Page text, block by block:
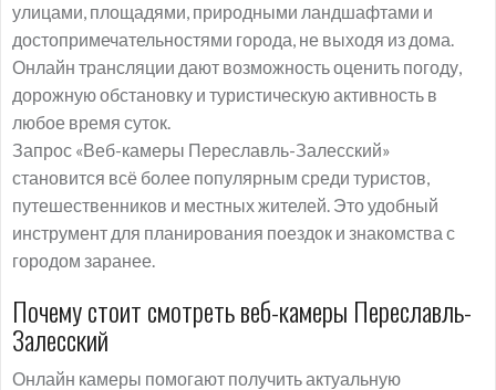
улицами, площадями, природными ландшафтами и
достопримечательностями города, не выходя из дома.
Онлайн трансляции дают возможность оценить погоду,
дорожную обстановку и туристическую активность в
любое время суток.
Запрос «Веб-камеры Переславль-Залесский»
становится всё более популярным среди туристов,
путешественников и местных жителей. Это удобный
инструмент для планирования поездок и знакомства с
городом заранее.
Почему стоит смотреть веб-камеры Переславль-
Залесский
Онлайн камеры помогают получить актуальную